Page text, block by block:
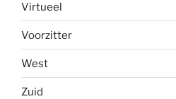
Virtueel
Voorzitter
West
Zuid